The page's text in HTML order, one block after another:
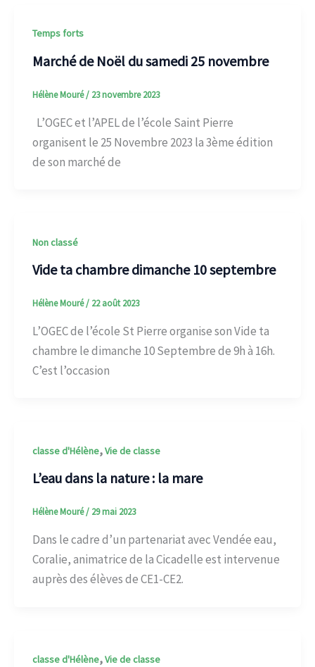
Temps forts
Marché de Noël du samedi 25 novembre
Hélène Mouré/ 23 novembre 2023
L’OGEC et l’APEL de l’école Saint Pierre
organisent le 25 Novembre 2023 la 3ème édition
de son marché de
Non classé
Vide ta chambre dimanche 10 septembre
Hélène Mouré/ 22 août 2023
L’OGEC de l’école St Pierre organise son Vide ta
chambre le dimanche 10 Septembre de 9h à 16h.
C’est l’occasion
classe d'Hélène,Vie de classe
L’eau dans la nature : la mare
Hélène Mouré/ 29 mai 2023
Dans le cadre d’un partenariat avec Vendée eau,
Coralie, animatrice de la Cicadelle est intervenue
auprès des élèves de CE1-CE2.
classe d'Hélène,Vie de classe